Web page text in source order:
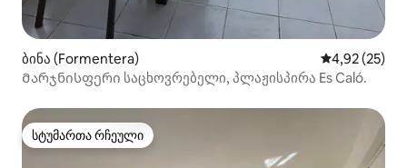
ბინა (Formentera) საშუალო
4,92 (25)
Მარჯნისფერი საცხოვრებელი, პლაჟისპირა Es Caló.
სტუმართა რჩეული
სტუმართა რჩეული